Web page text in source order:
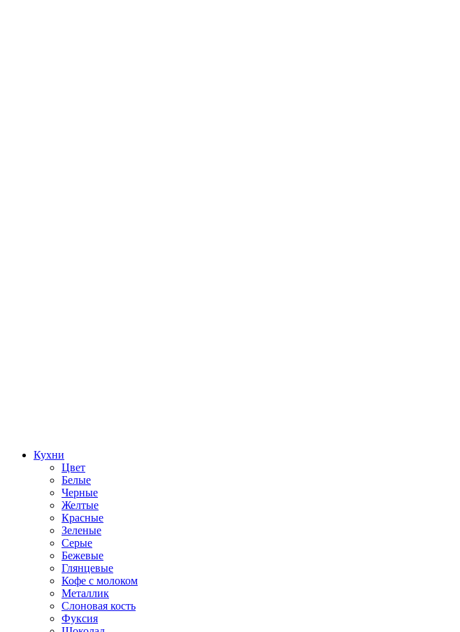
Кухни
Цвет
Белые
Черные
Желтые
Красные
Зеленые
Серые
Бежевые
Глянцевые
Кофе с молоком
Металлик
Слоновая кость
Фуксия